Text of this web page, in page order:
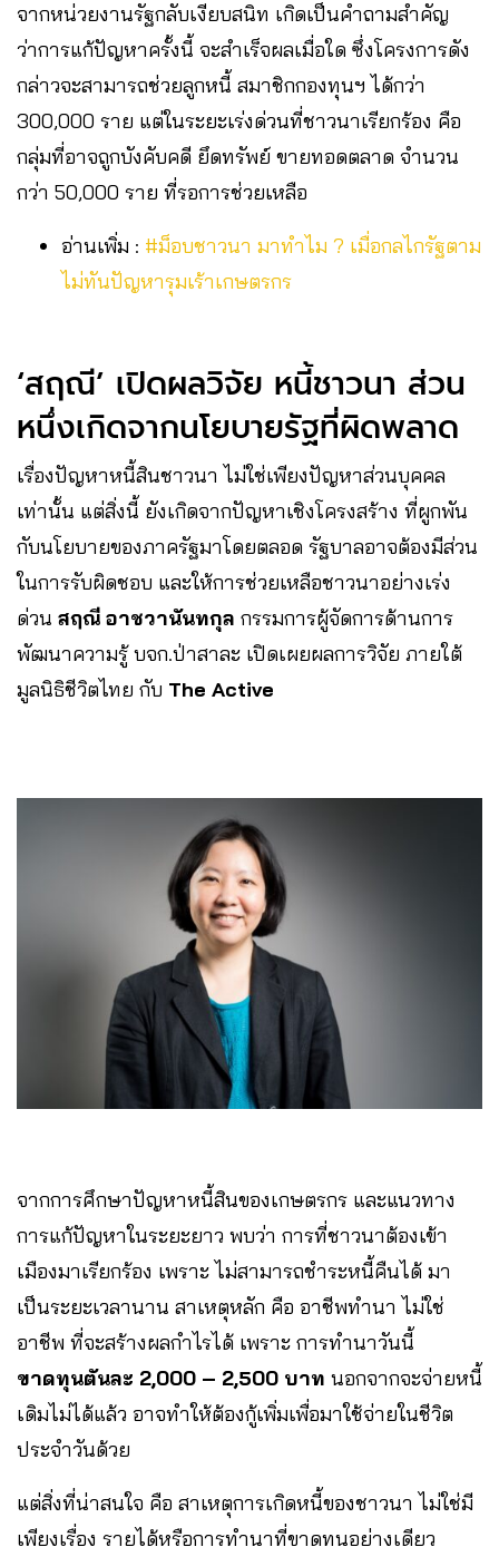
จากหน่วยงานรัฐกลับเงียบสนิท เกิดเป็นคำถามสำคัญ
ว่าการแก้ปัญหาครั้งนี้ จะสำเร็จผลเมื่อใด ซึ่งโครงการดัง
กล่าวจะสามารถช่วยลูกหนี้ สมาชิกกองทุนฯ ได้กว่า
300,000 ราย แต่ในระยะเร่งด่วนที่ชาวนาเรียกร้อง คือ
กลุ่มที่อาจถูกบังคับคดี ยึดทรัพย์ ขายทอดตลาด จำนวน
กว่า 50,000 ราย ที่รอการช่วยเหลือ
อ่านเพิ่ม : #ม็อบชาวนา มาทำไม ? เมื่อกลไกรัฐตาม
ไม่ทันปัญหารุมเร้าเกษตรกร
‘สฤณี’ เปิดผลวิจัย หนี้ชาวนา ส่วน
หนึ่งเกิดจากนโยบายรัฐที่ผิดพลาด
เรื่องปัญหาหนี้สินชาวนา ไม่ใช่เพียงปัญหาส่วนบุคคล
เท่านั้น แต่สิ่งนี้ ยังเกิดจากปัญหาเชิงโครงสร้าง ที่ผูกพัน
กับนโยบายของภาครัฐมาโดยตลอด รัฐบาลอาจต้องมีส่วน
ในการรับผิดชอบ และให้การช่วยเหลือชาวนาอย่างเร่ง
ด่วน สฤณี อาชวานันทกุล กรรมการผู้จัดการด้านการ
พัฒนาความรู้ บจก.ป่าสาละ เปิดเผยผลการวิจัย ภายใต้
มูลนิธิชีวิตไทย กับ The Active
จากการศึกษาปัญหาหนี้สินของเกษตรกร และแนวทาง
การแก้ปัญหาในระยะยาว พบว่า การที่ชาวนาต้องเข้า
เมืองมาเรียกร้อง เพราะ ไม่สามารถชำระหนี้คืนได้ มา
เป็นระยะเวลานาน สาเหตุหลัก คือ อาชีพทำนา ไม่ใช่
อาชีพ ที่จะสร้างผลกำไรได้ เพราะ การทำนาวันนี้
ขาดทุนตันละ 2,000 – 2,500 บาท นอกจากจะจ่ายหนี้
เดิมไม่ได้แล้ว อาจทำให้ต้องกู้เพิ่มเพื่อมาใช้จ่ายในชีวิต
ประจำวันด้วย
แต่สิ่งที่น่าสนใจ คือ สาเหตุการเกิดหนี้ของชาวนา ไม่ใช่มี
เพียงเรื่อง รายได้หรือการทำนาที่ขาดทุนอย่างเดียว